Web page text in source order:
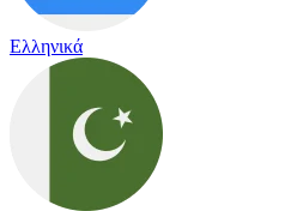
Ελληνικά